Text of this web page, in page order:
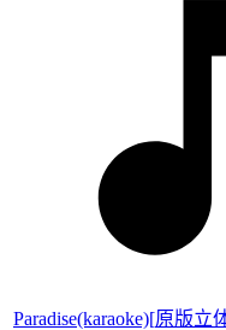
Paradise(karaoke)[原版立